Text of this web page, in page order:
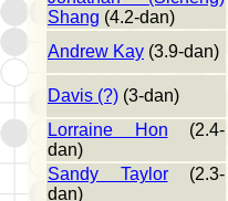
Shang (4.2-dan)
Andrew Kay (3.9-dan)
Davis (?) (3-dan)
Lorraine Hon (2.4-
dan)
Sandy Taylor(2.3-
dan)